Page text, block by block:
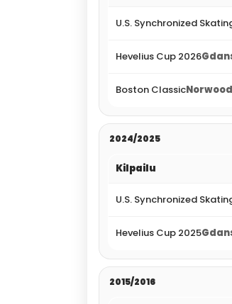
U.S. Synchronized
Hevelius Cup 2026
Boston Classic
2024/2025
Kilpailu
U.S. Synchronized
Hevelius Cup 2025
2015/2016